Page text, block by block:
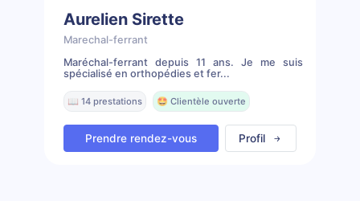
Aurelien Sirette
Marechal-ferrant
Maréchal-ferrant depuis 11 ans. Je me suis
spécialisé en orthopédies et fer...
📖 14 prestations 🤩 Clientèle ouverte
Prendre rendez-vous Profil